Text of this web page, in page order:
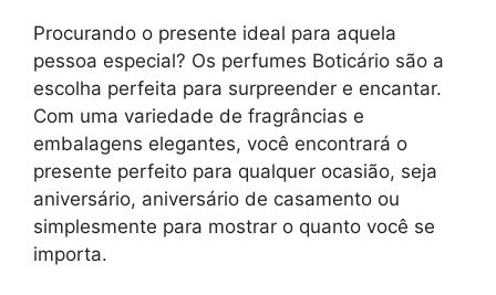
Procurando o presente ideal para aquela
pessoa especial? Os perfumes Boticário são a
escolha perfeita para surpreender e encantar.
Com uma variedade de fragrâncias e
embalagens elegantes, você encontrará o
presente perfeito para qualquer ocasião, seja
aniversário, aniversário de casamento ou
simplesmente para mostrar o quanto você se
importa.